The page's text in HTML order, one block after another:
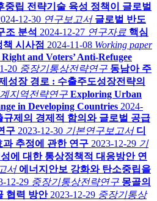
중립 전략기술 육성 정책이 글로벌
12-30 연구보고서 글로벌 반도
조 분석 2024-12-27 연구자료 핵심
시사점 2024-11-08 Working paper
and Voters’ Anti-Refugee
20 중장기통상전략연구 동남아 주
성장 경로 : 수출주도성장전략의
지역전략연구 Exploring Urban
in Developing Countries 2024-
규제의 경제적 함의와 글로벌 공급
구 2023-12-30 기본연구보고서 디
추정에 관한 연구 2023-12-29 기
에 대한 통상정책적 대응방안 연
서 에너지안보 강화와 탄소중립을
12-29 중장기통상전략연구 몽골의
협력 방안 2023-12-29 중장기통상